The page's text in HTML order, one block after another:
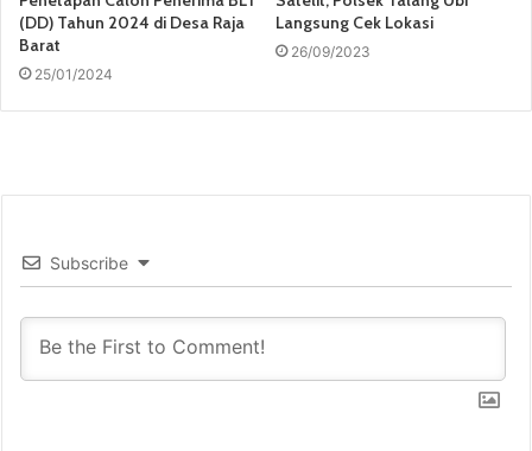
(DD) Tahun 2024 di Desa Raja
Barat
25/01/2024
Langsung Cek Lokasi
26/09/2023
Subscribe